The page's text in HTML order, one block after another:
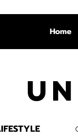
Home